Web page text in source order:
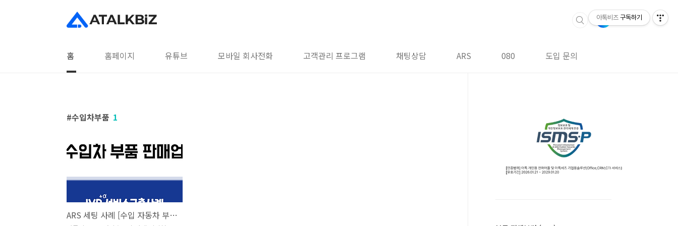
홈 홈페이지 유튜브 모바일 회사전화 고객관리 프로그램 채팅상담 ARS 080 도입 문의
수입차부품 1
ARS 세팅 사례 [수입 자동차 부품 판매] 아톡비즈 IVR 서비스 구축사례
아톡비즈 구독하기